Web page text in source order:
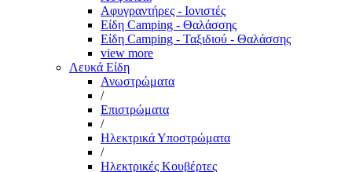
Αφυγραντήρες - Ιονιστές
Είδη Camping - Θαλάσσης
Είδη Camping - Ταξιδιού - Θαλάσσης
view more
Λευκά Είδη
Ανωστρώματα
/
Επιστρώματα
/
Ηλεκτρικά Υποστρώματα
/
Ηλεκτρικές Κουβέρτες